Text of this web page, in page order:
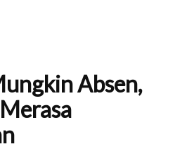
Absen,